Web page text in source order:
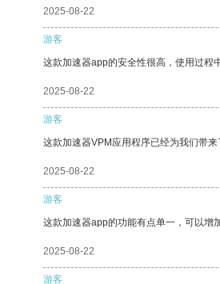
2025-08-22
游客
这款加速器app的安全性很高，使用过程
2025-08-22
游客
这款加速器VPM应用程序已经为我们带来
2025-08-22
游客
这款加速器app的功能有点单一，可以增
2025-08-22
游客